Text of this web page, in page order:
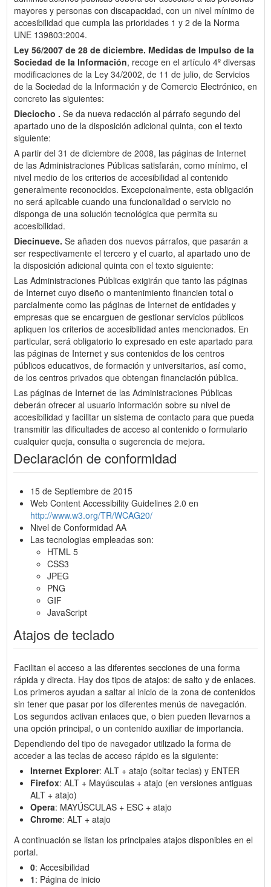
mayores y personas con discapacidad, con un nivel mínimo de
accesibilidad que cumpla las prioridades 1 y 2 de la Norma
UNE 139803:2004.
Ley 56/2007 de 28 de diciembre. Medidas de Impulso de la
Sociedad de la Información, recoge en el artículo 4º diversas
modificaciones de la Ley 34/2002, de 11 de julio, de Servicios
de la Sociedad de la Información y de Comercio Electrónico, en
concreto las siguientes:
Dieciocho . Se da nueva redacción al párrafo segundo del
apartado uno de la disposición adicional quinta, con el texto
siguiente:
A partir del 31 de diciembre de 2008, las páginas de Internet
de las Administraciones Públicas satisfarán, como mínimo, el
nivel medio de los criterios de accesibilidad al contenido
generalmente reconocidos. Excepcionalmente, esta obligación
no será aplicable cuando una funcionalidad o servicio no
disponga de una solución tecnológica que permita su
accesibilidad.
Diecinueve. Se añaden dos nuevos párrafos, que pasarán a
ser respectivamente el tercero y el cuarto, al apartado uno de
la disposición adicional quinta con el texto siguiente:
Las Administraciones Públicas exigirán que tanto las páginas
de Internet cuyo diseño o mantenimiento financien total o
parcialmente como las páginas de Internet de entidades y
empresas que se encarguen de gestionar servicios públicos
apliquen los criterios de accesibilidad antes mencionados. En
particular, será obligatorio lo expresado en este apartado para
las páginas de Internet y sus contenidos de los centros
públicos educativos, de formación y universitarios, así como,
de los centros privados que obtengan financiación pública.
Las páginas de Internet de las Administraciones Públicas
deberán ofrecer al usuario información sobre su nivel de
accesibilidad y facilitar un sistema de contacto para que pueda
transmitir las dificultades de acceso al contenido o formulario
cualquier queja, consulta o sugerencia de mejora.
Declaración de conformidad
15 de Septiembre de 2015
Web Content Accessibility Guidelines 2.0 en
http://www.w3.org/TR/WCAG20/
Nivel de Conformidad AA
Las tecnologias empleadas son:
HTML 5
CSS3
JPEG
PNG
GIF
JavaScript
Atajos de teclado
Facilitan el acceso a las diferentes secciones de una forma
rápida y directa. Hay dos tipos de atajos: de salto y de enlaces.
Los primeros ayudan a saltar al inicio de la zona de contenidos
sin tener que pasar por los diferentes menús de navegación.
Los segundos activan enlaces que, o bien pueden llevarnos a
una opción principal, o un contenido auxiliar de importancia.
Dependiendo del tipo de navegador utilizado la forma de
acceder a las teclas de acceso rápido es la siguiente:
Internet Explorer: ALT + atajo (soltar teclas) y ENTER
Firefox: ALT + Mayúsculas + atajo (en versiones antiguas
ALT + atajo)
Opera: MAYÚSCULAS + ESC + atajo
Chrome: ALT + atajo
A continuación se listan los principales atajos disponibles en el
portal.
0: Accesibilidad
1: Página de inicio